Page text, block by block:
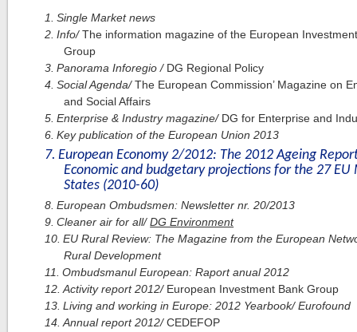
1. Single Market news
2. Info/The information magazine of the European
Group
3. Panorama Inforegio / DG Regional Policy
4. Social Agenda/The European Commission’ Magazine on
and Social Affairs
5. Enterprise & Industry magazine/ DG for Enterprise and
6. Key publication of the European Union 2013
7. European Economy 2/2012: The 2012 Ageing
Economic and budgetary projections for the 27 EU
States (2010-60)
8. European Ombudsmen: Newsletter nr. 20/2013
9. Cleaner air for all/DG Environment
10. EU Rural Review: The Magazine from the European
Rural Development
11. Ombudsmanul European: Raport anual 2012
12. Activity report 2012/ European Investment Bank Group
13. Living and working in Europe: 2012 Yearbook/ Eurofound
14. Annual report 2012/CEDEFOP